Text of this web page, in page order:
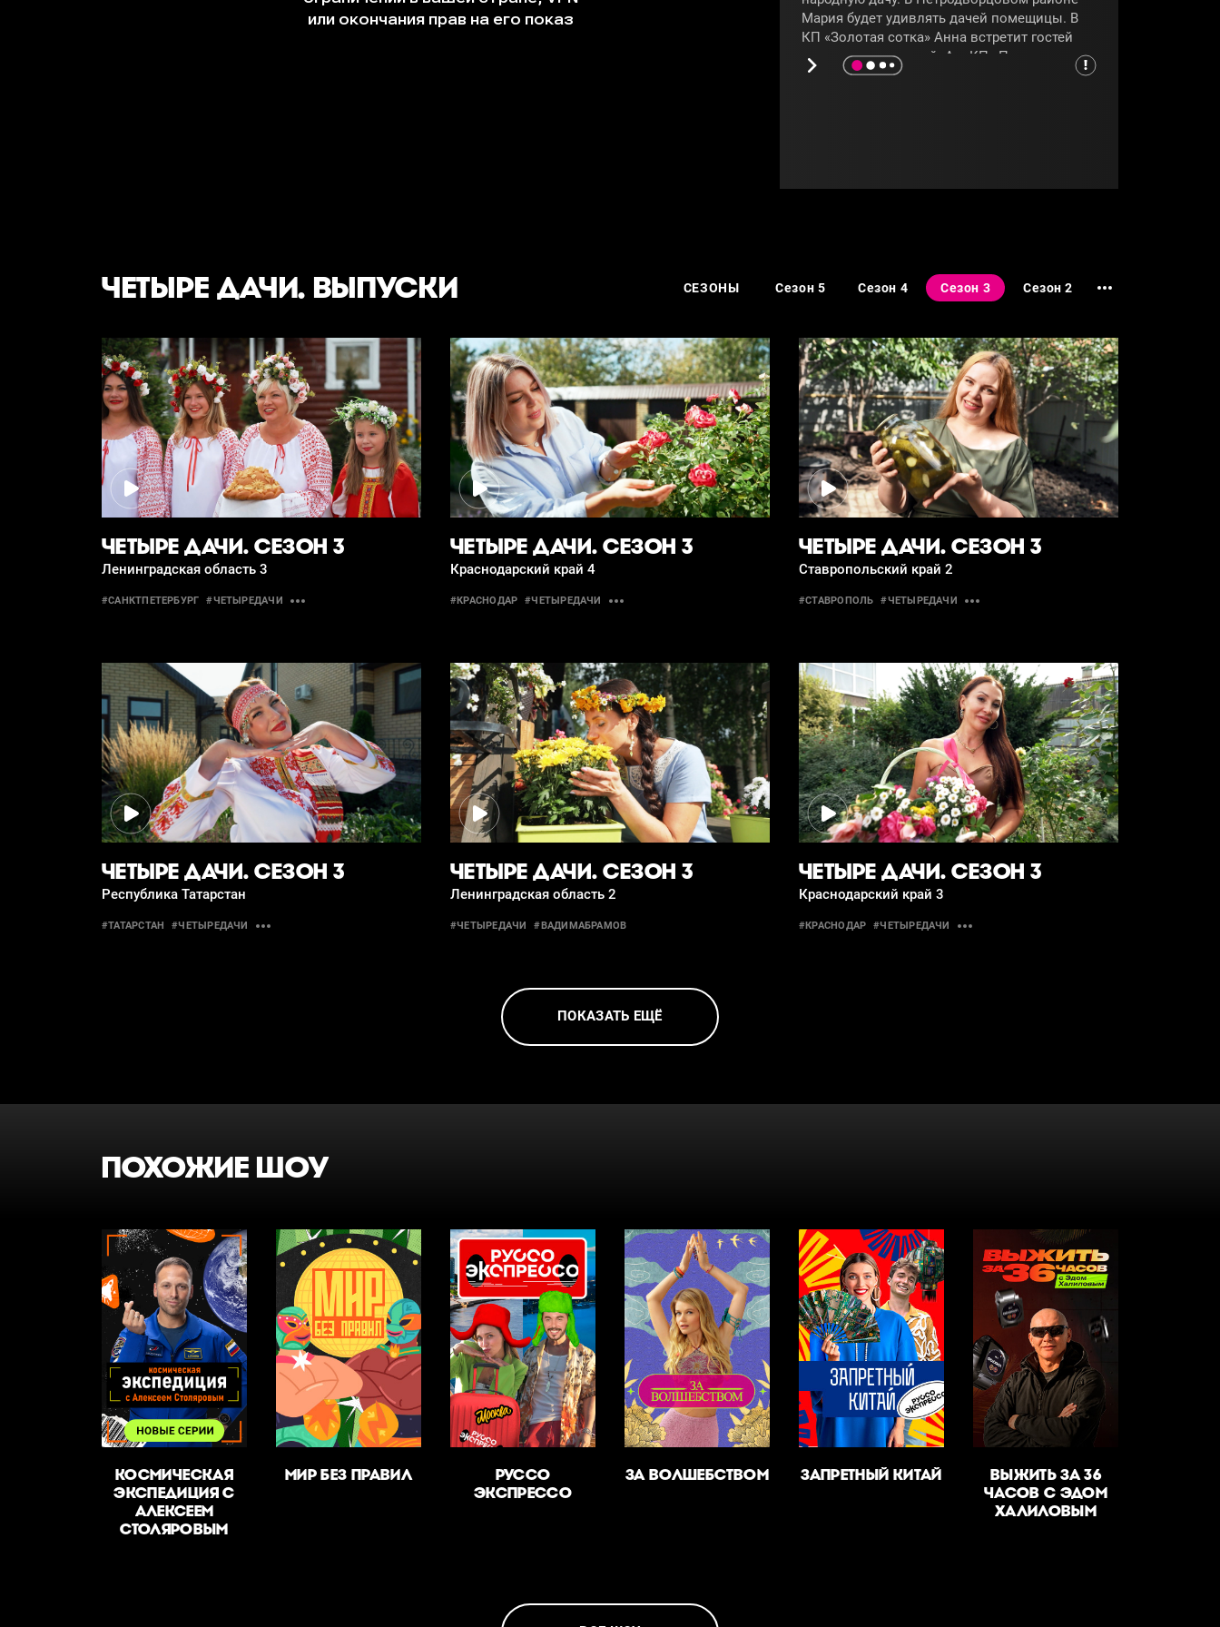
Мария будет удивлять дачей помещицы. В
КП «Золотая сотка» Анна встретит гостей
на даче впечатлений. А в КП «Петровские
сады» Мария будет радовать соперниц
ЧЕТЫРЕ ДАЧИ. ВЫПУСКИ СЕЗОНЫ Сезон 5 Сезон 4 Сезон 3 Сезон 2
ЧЕТЫРЕ ДАЧИ. СЕЗОН 3
Ленинградская область 3
#САНКТПЕТЕРБУРГ #ЧЕТЫРЕДАЧИ
ЧЕТЫРЕ ДАЧИ. СЕЗОН 3
Краснодарский край 4
#КРАСНОДАР #ЧЕТЫРЕДАЧИ
ЧЕТЫРЕ ДАЧИ. СЕЗОН 3
Ставропольский край 2
#СТАВРОПОЛЬ #ЧЕТЫРЕДАЧИ
ЧЕТЫРЕ ДАЧИ. СЕЗОН 3
Республика Татарстан
#ТАТАРСТАН #ЧЕТЫРЕДАЧИ
ЧЕТЫРЕ ДАЧИ. СЕЗОН 3
Ленинградская область 2
#ЧЕТЫРЕДАЧИ #ВАДИМАБРАМОВ
ЧЕТЫРЕ ДАЧИ. СЕЗОН 3
Краснодарский край 3
#КРАСНОДАР #ЧЕТЫРЕДАЧИ
ПОКАЗАТЬ ЕЩЁ
ПОХОЖИЕ ШОУ
КОСМИЧЕСКАЯ
ЭКСПЕДИЦИЯ С
АЛЕКСЕЕМ
СТОЛЯРОВЫМ
МИР БЕЗ ПРАВИЛ
РУССО
ЭКСПРЕССО
ЗА ВОЛШЕБСТВОМ ЗАПРЕТНЫЙ КИТАЙ
ВЫЖИТЬ ЗА 36
ЧАСОВ С ЭДОМ
ХАЛИЛОВЫМ